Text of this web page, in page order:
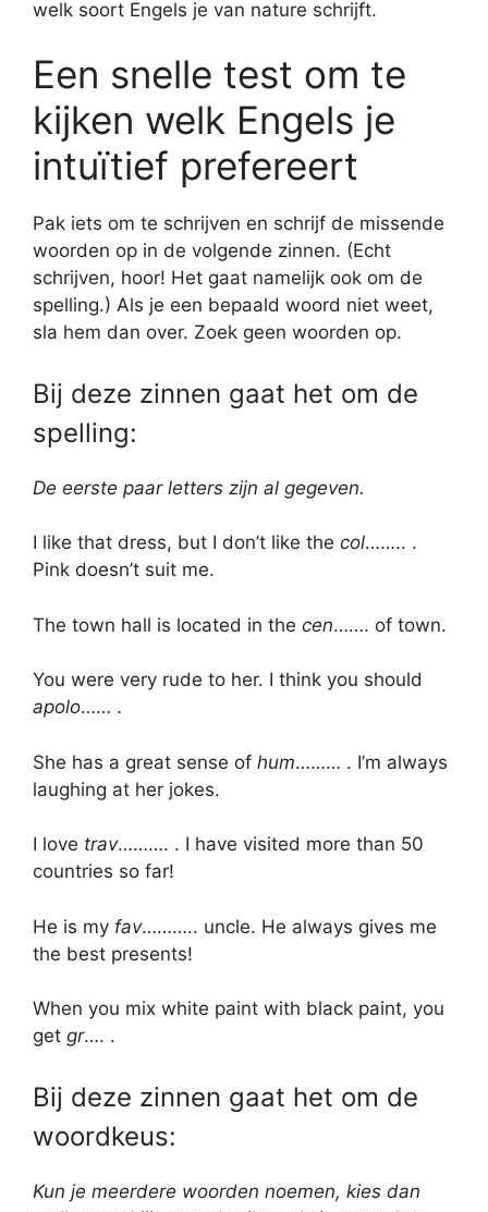
welk soort Engels je van nature schrijft.
Een snelle test om te
kijken welk Engels je
intuïtief prefereert
Pak iets om te schrijven en schrijf de missende
woorden op in de volgende zinnen. (Echt
schrijven, hoor! Het gaat namelijk ook om de
spelling.) Als je een bepaald woord niet weet,
sla hem dan over. Zoek geen woorden op.
Bij deze zinnen gaat het om de
spelling:
De eerste paar letters zijn al gegeven.
I like that dress, but I don’t like the col…….. .
Pink doesn’t suit me.
The town hall is located in the cen……. of town.
You were very rude to her. I think you should
apolo…… .
She has a great sense of hum……… . I’m always
laughing at her jokes.
I love trav………. . I have visited more than 50
countries so far!
He is my fav……….. uncle. He always gives me
the best presents!
When you mix white paint with black paint, you
get gr…. .
Bij deze zinnen gaat het om de
woordkeus:
Kun je meerdere woorden noemen, kies dan